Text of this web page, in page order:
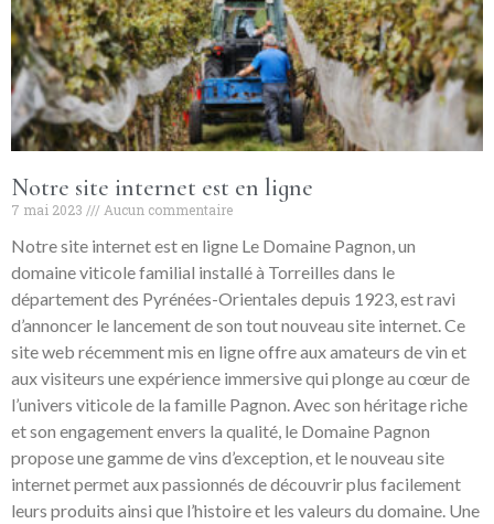
Notre site internet est en ligne
7 mai 2023 Aucun commentaire
Notre site internet est en ligne Le Domaine Pagnon, un
domaine viticole familial installé à Torreilles dans le
département des Pyrénées-Orientales depuis 1923, est ravi
d’annoncer le lancement de son tout nouveau site internet. Ce
site web récemment mis en ligne offre aux amateurs de vin et
aux visiteurs une expérience immersive qui plonge au cœur de
l’univers viticole de la famille Pagnon. Avec son héritage riche
et son engagement envers la qualité, le Domaine Pagnon
propose une gamme de vins d’exception, et le nouveau site
internet permet aux passionnés de découvrir plus facilement
leurs produits ainsi que l’histoire et les valeurs du domaine. Une